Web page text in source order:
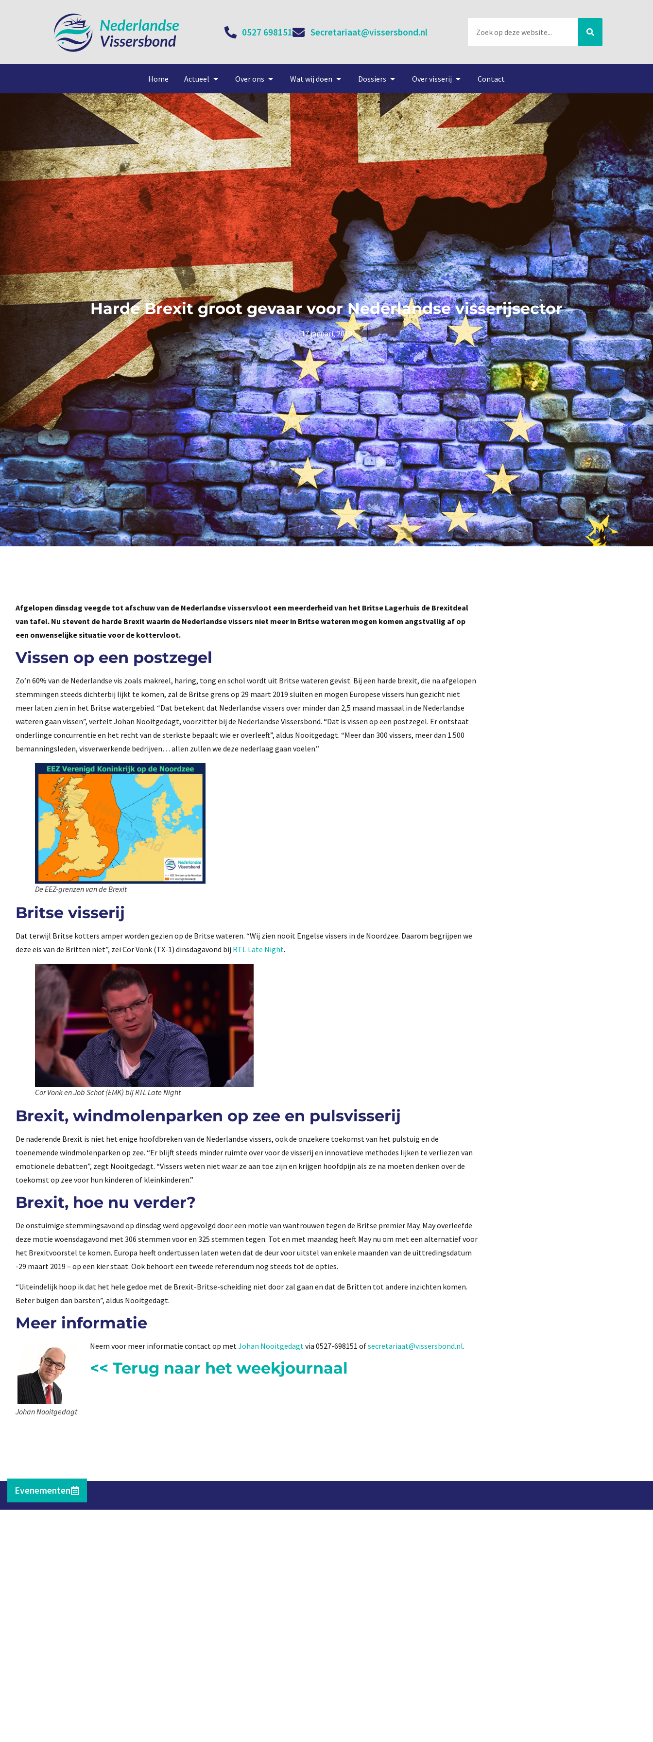
0527 698151 Secretariaat@vissersbond.nl
Home Actueel Over ons Wat wij doen Dossiers Over visserij Contact
Harde Brexit groot gevaar voor Nederlandse visserijsector
17 januari, 2019
Afgelopen dinsdag veegde tot afschuw van de Nederlandse vissersvloot een meerderheid van het Britse Lagerhuis de Brexitdeal
van tafel. Nu stevent de harde Brexit waarin de Nederlandse vissers niet meer in Britse wateren mogen komen angstvallig af op
een onwenselijke situatie voor de kottervloot.
Vissen op een postzegel
Zo’n 60% van de Nederlandse vis zoals makreel, haring, tong en schol wordt uit Britse wateren gevist. Bij een harde brexit, die na afgelopen
stemmingen steeds dichterbij lijkt te komen, zal de Britse grens op 29 maart 2019 sluiten en mogen Europese vissers hun gezicht niet
meer laten zien in het Britse watergebied. “Dat betekent dat Nederlandse vissers over minder dan 2,5 maand massaal in de Nederlandse
wateren gaan vissen”, vertelt Johan Nooitgedagt, voorzitter bij de Nederlandse Vissersbond. “Dat is vissen op een postzegel. Er ontstaat
onderlinge concurrentie en het recht van de sterkste bepaalt wie er overleeft”, aldus Nooitgedagt. “Meer dan 300 vissers, meer dan 1.500
bemanningsleden, visverwerkende bedrijven… allen zullen we deze nederlaag gaan voelen.”
De EEZ-grenzen van de Brexit
Britse visserij
Dat terwijl Britse kotters amper worden gezien op de Britse wateren. “Wij zien nooit Engelse vissers in de Noordzee. Daarom begrijpen we
deze eis van de Britten niet”, zei Cor Vonk (TX-1) dinsdagavond bij RTL Late Night.
Cor Vonk en Job Schot (EMK) bij RTL Late Night
Brexit, windmolenparken op zee en pulsvisserij
De naderende Brexit is niet het enige hoofdbreken van de Nederlandse vissers, ook de onzekere toekomst van het pulstuig en de
toenemende windmolenparken op zee. “Er blijft steeds minder ruimte over voor de visserij en innovatieve methodes lijken te verliezen van
emotionele debatten”, zegt Nooitgedagt. “Vissers weten niet waar ze aan toe zijn en krijgen hoofdpijn als ze na moeten denken over de
toekomst op zee voor hun kinderen of kleinkinderen.”
Brexit, hoe nu verder?
De onstuimige stemmingsavond op dinsdag werd opgevolgd door een motie van wantrouwen tegen de Britse premier May. May overleefde
deze motie woensdagavond met 306 stemmen voor en 325 stemmen tegen. Tot en met maandag heeft May nu om met een alternatief voor
het Brexitvoorstel te komen. Europa heeft ondertussen laten weten dat de deur voor uitstel van enkele maanden van de uittredingsdatum
-29 maart 2019 – op een kier staat. Ook behoort een tweede referendum nog steeds tot de opties.
“Uiteindelijk hoop ik dat het hele gedoe met de Brexit-Britse-scheiding niet door zal gaan en dat de Britten tot andere inzichten komen.
Beter buigen dan barsten”, aldus Nooitgedagt.
Meer informatie
Johan Nooitgedagt
Neem voor meer informatie contact op met Johan Nooitgedagt via 0527-698151 ofsecretariaat@vissersbond.nl.
<< Terug naar het weekjournaal
Evenementen